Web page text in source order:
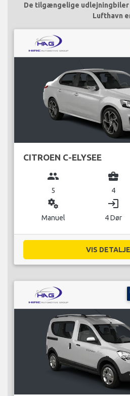
De tilgængelige udlejningbiler
Lufthavn
CITROEN C-ELYSEE
group
5
business_center
4
miscellaneous_services
Manuel
login
4 Dør
VIS